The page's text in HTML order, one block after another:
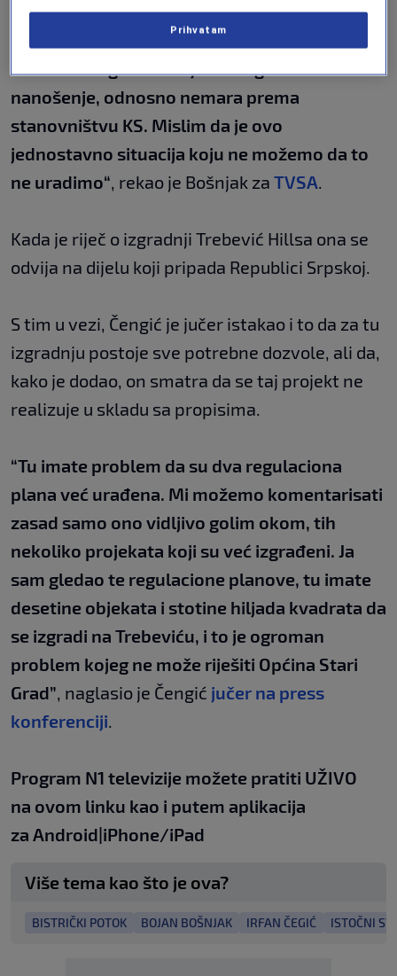
ćemo krivičnu prijavu kada se tiče
odgovornosti ljudi iz Istočnog Starog Grada,
odnosno odgovornih ljudi s tog terena za
nanošenje, odnosno nemara prema
stanovništvu KS. Mislim da je ovo
jednostavno situacija koju ne možemo da to
ne uradimo“, rekao je Bošnjak za TVSA.
Kada je riječ o izgradnji Trebević Hillsa ona se
odvija na dijelu koji pripada Republici Srpskoj.
S tim u vezi, Čengić je jučer istakao i to da za tu
izgradnju postoje sve potrebne dozvole, ali da,
kako je dodao, on smatra da se taj projekt ne
realizuje u skladu sa propisima.
“Tu imate problem da su dva regulaciona
plana već urađena. Mi možemo komentarisati
zasad samo ono vidljivo golim okom, tih
nekoliko projekata koji su već izgrađeni. Ja
sam gledao te regulacione planove, tu imate
desetine objekata i stotine hiljada kvadrata da
se izgradi na Trebeviću, i to je ogroman
problem kojeg ne može riješiti Općina Stari
Grad”, naglasio je Čengić jučer na press
konferenciji.
Program N1 televizije možete pratiti UŽIVO
na ovom linku kao i putem aplikacija
za Android|iPhone/iPad
Više tema kao što je ova?
BISTRIČKI POTOK BOJAN BOŠNJAK IRFAN ČEGIĆ ISTOČNI
Prihvatam